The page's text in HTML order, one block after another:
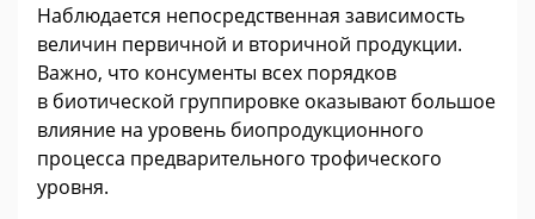
Наблюдается непосредственная зависимость
величин первичной и вторичной продукции.
Важно, что консументы всех порядков
в биотической группировке оказывают большое
влияние на уровень биопродукционного
процесса предварительного трофического
уровня.